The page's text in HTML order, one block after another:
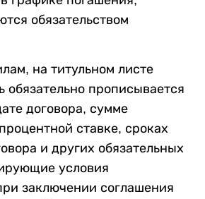
обязательством
на титульном листе
обязательно прописывается
договора, сумме
ставке, сроках
и других обязательных
условия
заключении соглашения